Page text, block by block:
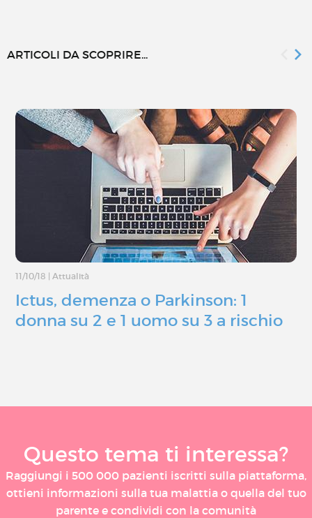
ARTICOLI DA SCOPRIRE...
11/10/18 Attualità
Ictus, demenza o Parkinson: 1
donna su 2 e 1 uomo su 3 a rischio
Questo tema ti interessa?
Raggiungi i 500 000 pazienti iscritti sulla piattaforma,
ottieni informazioni sulla tua malattia o quella del tuo
parente e condividi con la comunità